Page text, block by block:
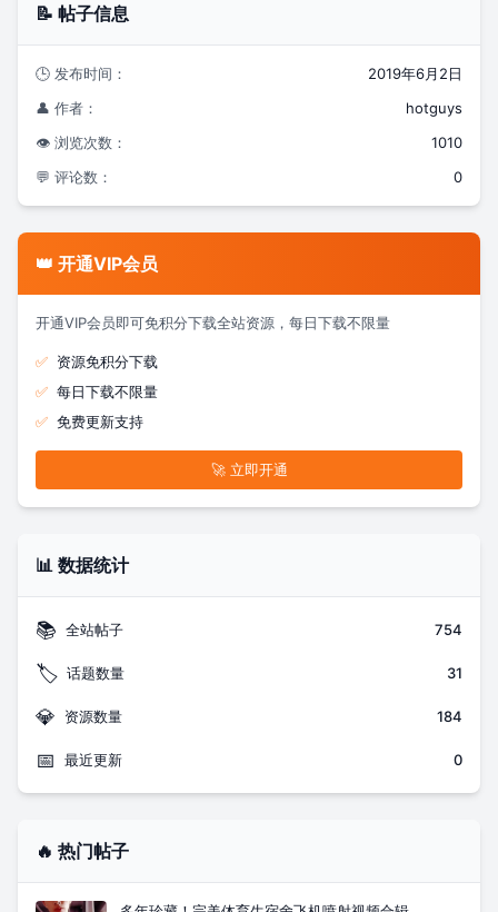
📝 帖子信息
🕒 发布时间：
2019年6月2日
👤 作者：
hotguys
👁️ 浏览次数：
1010
💬 评论数：
0
👑 开通VIP会员
开通VIP会员即可免积分下载全站资源，每日下载不限量
✅ 资源免积分下载
✅ 每日下载不限量
✅ 免费更新支持
🚀 立即开通
📊 数据统计
📚 全站帖子 754
🏷️ 话题数量 31
💎 资源数量 184
📅 最近更新 0
🔥 热门帖子